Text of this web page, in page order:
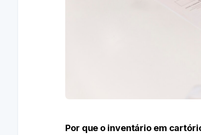
Por que o inventário em